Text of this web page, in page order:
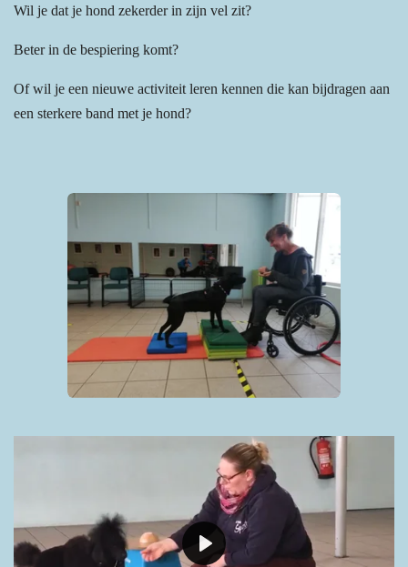
Wil je dat je hond zekerder in zijn vel zit?
Beter in de bespiering komt?
Of wil je een nieuwe activiteit leren kennen die kan bijdragen aan
een sterkere band met je hond?
P